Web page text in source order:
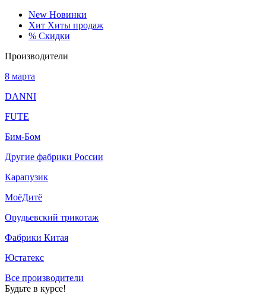
New Новинки
Хит Хиты продаж
% Скидки
Производители
8 марта
DANNI
FUTE
Бим-Бом
Другие фабрики России
Карапузик
МоёДитё
Орудьевский трикотаж
Фабрики Китая
Юстатекс
Все производители
Будьте в курсе!